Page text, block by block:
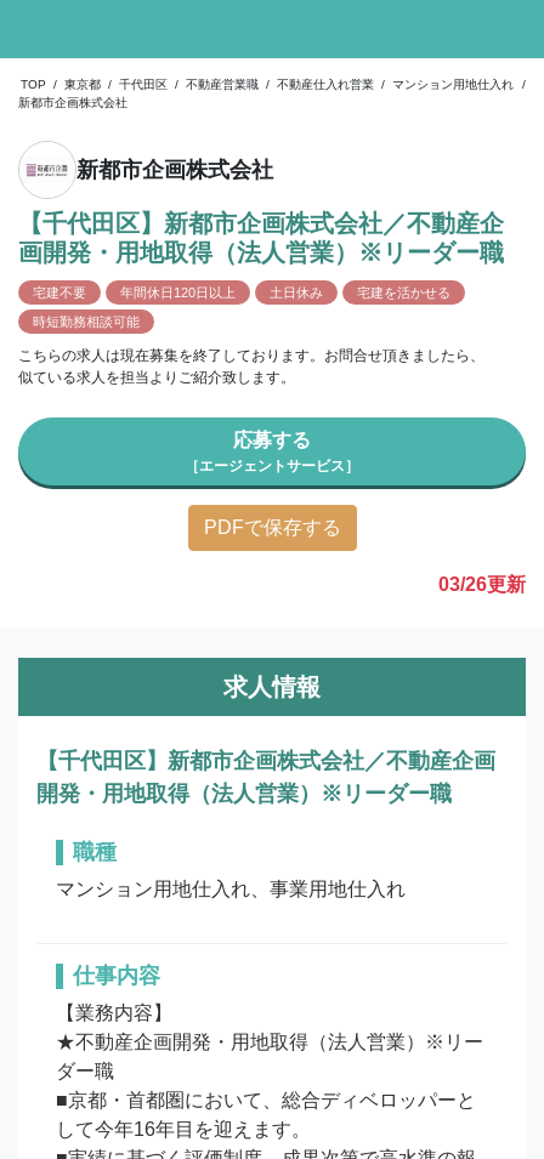
TOP / 東京都 / 千代田区 / 不動産営業職 / 不動産仕入れ営業 / マンション用地仕入れ
/
新都市企画株式会社
新都市企画株式会社
【千代田区】新都市企画株式会社／不動産企
画開発・用地取得（法人営業）※リーダー職
宅建不要 年間休日120日以上 土日休み
宅建を活かせる
時短勤務相談可能
こちらの求人は現在募集を終了しております。お問合せ頂きましたら、
似ている求人を担当よりご紹介致します。
応募する
［エージェントサービス］
PDFで保存する
03/26更新
求人情報
【千代田区】新都市企画株式会社／不動産企画
開発・用地取得（法人営業）※リーダー職
職種
マンション用地仕入れ、事業用地仕入れ
仕事内容
【業務内容】
★不動産企画開発・用地取得（法人営業）※リー
ダー職
■京都・首都圏において、総合ディベロッパーと
して今年16年目を迎えます。